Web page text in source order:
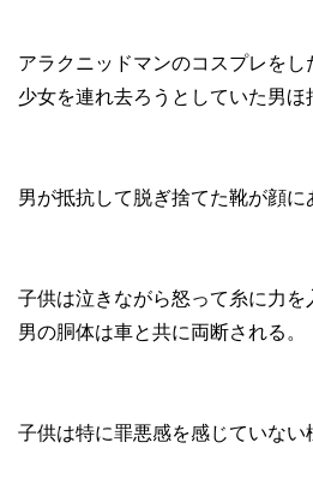
アラクニッドマンのコスプレをし
少女を連れ去ろうとしていた男ほ
男が抵抗して脱ぎ捨てた靴が顔に
子供は泣きながら怒って糸に力を
男の胴体は車と共に両断される。
子供は特に罪悪感を感じていない